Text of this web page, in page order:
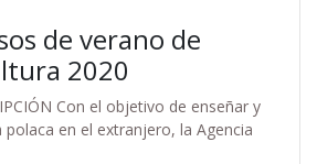
de verano de
2020
Con el objetivo de enseñar y
en el extranjero, la Agencia